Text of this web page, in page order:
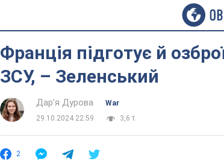
Франція підготує й
ЗСУ, – Зеленський
Дар'я Дурова
War
29.10.2024 22:59
3,6 т.
2